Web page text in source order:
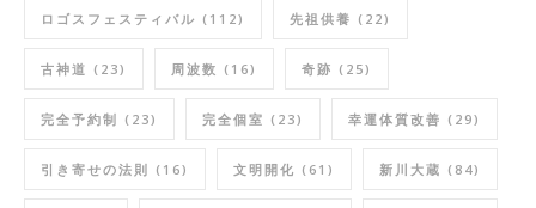
ロゴスフェスティバル (112) 先祖供養 (22)
古神道 (23) 周波数 (16) 奇跡 (25)
完全予約制 (23) 完全個室 (23) 幸運体質改善 (29)
引き寄せの法則 (16) 文明開化 (61) 新川大蔵 (84)